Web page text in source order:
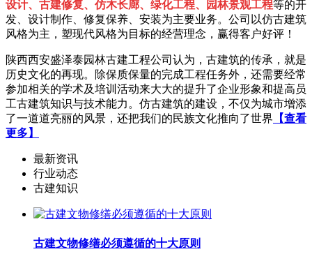
设计、古建修复、仿木长廊、绿化工程、园林景观工程等的开
发、设计制作、修复保养、安装为主要业务。公司以仿古建筑
风格为主，塑现代风格为目标的经营理念，赢得客户好评！
陕西西安盛泽泰园林古建工程公司认为，古建筑的传承，就是
历史文化的再现。除保质保量的完成工程任务外，还需要经常
参加相关的学术及培训活动来大大的提升了企业形象和提高员
工古建筑知识与技术能力。仿古建筑的建设，不仅为城市增添
了一道道亮丽的风景，还把我们的民族文化推向了世界 【查看
更多】
最新资讯
行业动态
古建知识
古建文物修缮必须遵循的十大原则